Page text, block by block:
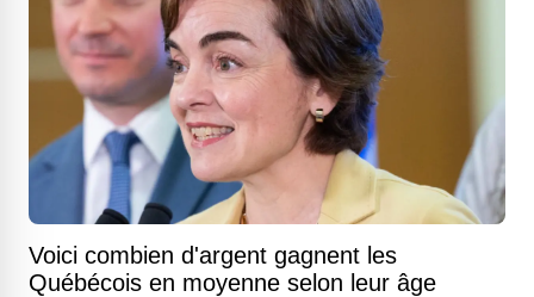
Voici combien d'argent gagnent les
Québécois en moyenne selon leur âge